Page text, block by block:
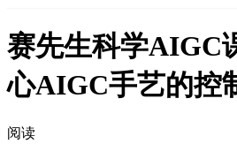
赛先生科学AIGC
心AIGC手艺的控
阅读